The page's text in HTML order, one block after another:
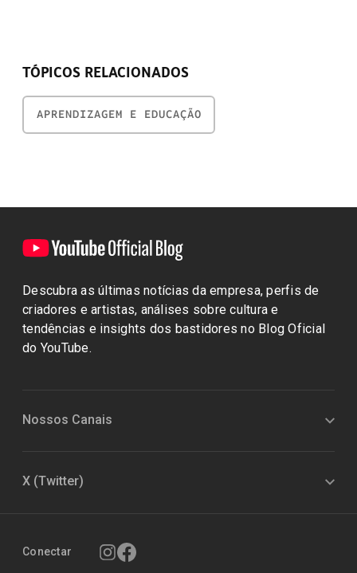
TÓPICOS RELACIONADOS
APRENDIZAGEM E EDUCAÇÃO
Descubra as últimas notícias da empresa, perfis de
criadores e artistas, análises sobre cultura e
tendências e insights dos bastidores no Blog Oficial
do YouTube.
Nossos Canais
X (Twitter)
Conectar